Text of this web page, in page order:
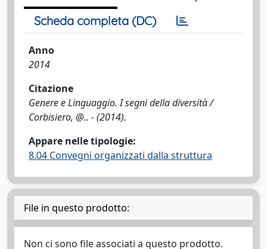
Scheda completa (DC)
Anno
2014
Citazione
Genere e Linguaggio. I segni della diversità /
Corbisiero, @.. - (2014).
Appare nelle tipologie:
8.04 Convegni organizzati dalla struttura
File in questo prodotto:
Non ci sono file associati a questo prodotto.